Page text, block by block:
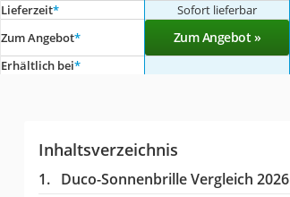
Lieferzeit* Sofort lieferbar
Zum Angebot* Zum Angebot »
Erhältlich bei*
Inhaltsverzeichnis
Duco-Sonnenbrille Vergleich 2026